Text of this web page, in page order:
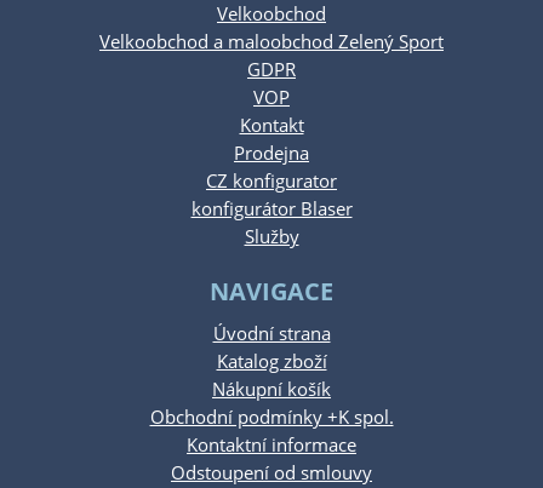
Velkoobchod
Velkoobchod a maloobchod Zelený Sport
GDPR
VOP
Kontakt
Prodejna
CZ konfigurator
konfigurátor Blaser
Služby
NAVIGACE
Úvodní strana
Katalog zboží
Nákupní košík
Obchodní podmínky +K spol.
Kontaktní informace
Odstoupení od smlouvy